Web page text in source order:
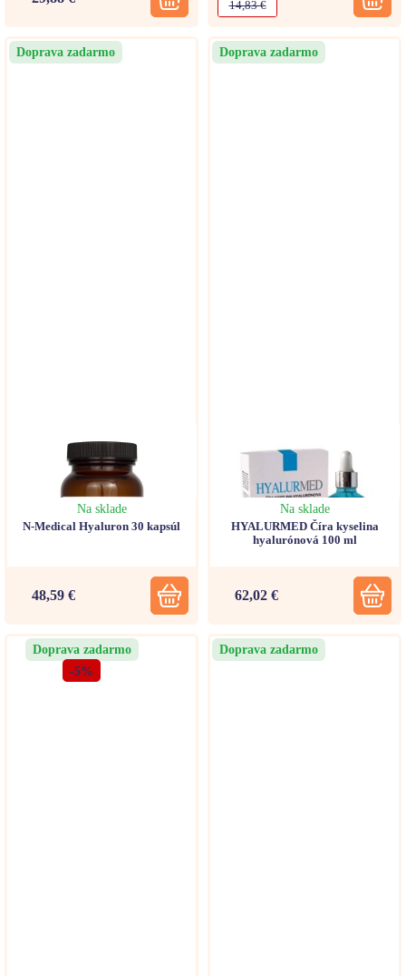
14,83 €
Doprava zadarmo
Na sklade
N-Medical Hyaluron 30 kapsúl
48,59 €
Doprava zadarmo
Na sklade
HYALURMED Číra kyselina
hyalurónová 100 ml
62,02 €
Doprava zadarmo
-5%
Doprava zadarmo